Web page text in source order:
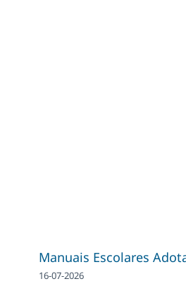
Manuais Escolares
16-07-2026